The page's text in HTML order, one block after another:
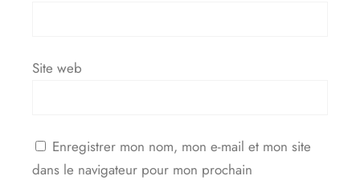
Site web
Enregistrer mon nom, mon e-mail et mon site
dans le navigateur pour mon prochain